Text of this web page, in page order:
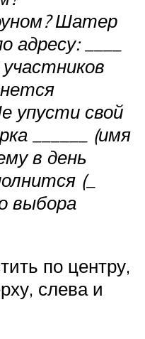
Шатер
адресу: ____
упусти свой
______ (имя
в день
(_
выбора
по центру,
слева и